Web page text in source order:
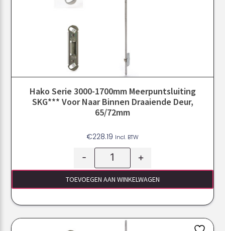
Hako Serie 3000-1700mm Meerpuntsluiting
SKG*** Voor Naar Binnen Draaiende Deur,
65/72mm
€228.19 Incl. BTW
- +
TOEVOEGEN AAN WINKELWAGEN